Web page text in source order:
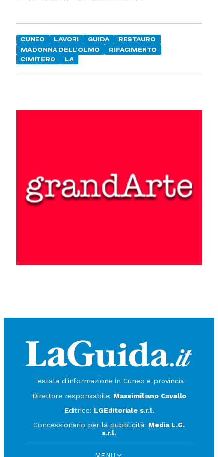
CUNEO LAVORI GUIDA
RESTAURO
MADONNA DELL'OLMO
RIFACIMENTO
CIMITERO
LA
Testata d'informazione in Cuneo e provincia
Direttore responsabile: Massimiliano Cavallo
Editrice: LGEditoriale s.r.l.
Concessionario per la pubblicità: Media L.G.
s.r.l.
MENU